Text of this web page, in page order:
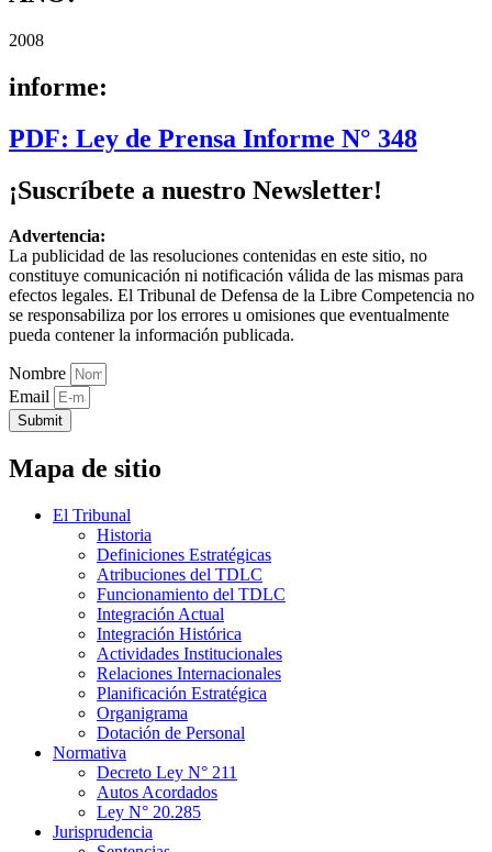
2008
informe:
PDF: Ley de Prensa Informe N° 348
¡Suscríbete a nuestro Newsletter!
Advertencia:
La publicidad de las resoluciones contenidas en este sitio, no
constituye comunicación ni notificación válida de las mismas para
efectos legales. El Tribunal de Defensa de la Libre Competencia no
se responsabiliza por los errores u omisiones que eventualmente
pueda contener la información publicada.
Nombre
Email
Submit
Mapa de sitio
El Tribunal
Historia
Definiciones Estratégicas
Atribuciones del TDLC
Funcionamiento del TDLC
Integración Actual
Integración Histórica
Actividades Institucionales
Relaciones Internacionales
Planificación Estratégica
Organigrama
Dotación de Personal
Normativa
Decreto Ley N° 211
Autos Acordados
Ley N° 20.285
Jurisprudencia